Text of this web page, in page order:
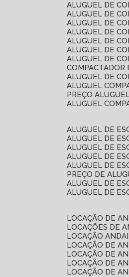
ALUGUEL DE
ALUGUEL DE
ALUGUEL DE
ALUGUEL DE
ALUGUEL DE
ALUGUEL DE
ALUGUEL DE
ALUGUEL DE
ALUGUEL
PREÇO
ALUGUEL
ALUGUEL DE
ALUGUEL DE
ALUGUEL DE
ALUGUEL DE
ALUGUEL DE
PREÇO DE
ALUGUEL DE
ALUGUEL DE
LOCAÇÃO DE
LOCAÇÕES DE
LOCAÇÃO
LOCAÇÃO DE
LOCAÇÃO DE
LOCAÇÃO DE
LOCAÇÃO DE